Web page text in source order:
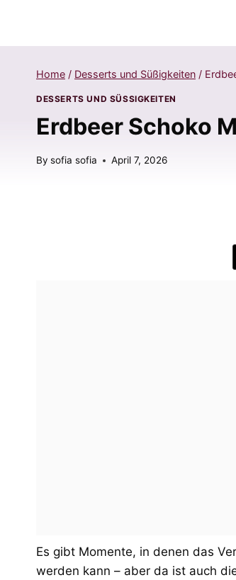
Home / Desserts und Süßigkeiten /
DESSERTS UND SÜSSIGKEITEN
Erdbeer Schoko
By sofia sofia April 7, 2026
Es gibt Momente, in denen das
werden kann – aber da ist auch